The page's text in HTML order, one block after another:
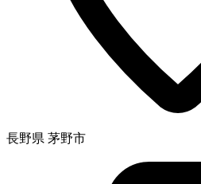
長野県 茅野市